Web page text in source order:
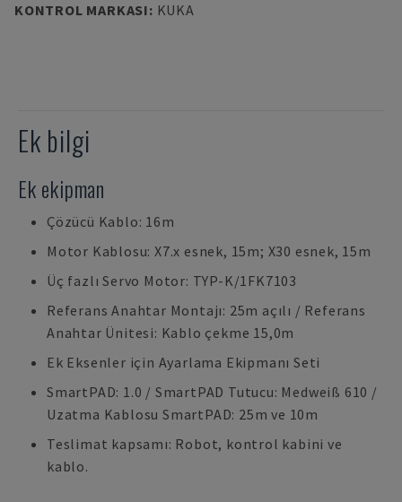
KONTROL MARKASI: KUKA
Ek bilgi
Ek ekipman
Çözücü Kablo: 16m
Motor Kablosu: X7.x esnek, 15m; X30 esnek, 15m
Üç fazlı Servo Motor: TYP-K/1FK7103
Referans Anahtar Montajı: 25m açılı / Referans
Anahtar Ünitesi: Kablo çekme 15,0m
Ek Eksenler için Ayarlama Ekipmanı Seti
SmartPAD: 1.0 / SmartPAD Tutucu: Medweiß 610 /
Uzatma Kablosu SmartPAD: 25m ve 10m
Teslimat kapsamı: Robot, kontrol kabini ve
kablo.